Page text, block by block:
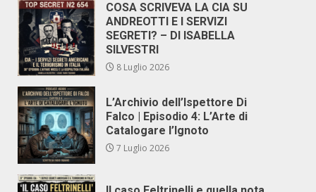
COSA SCRIVEVA LA CIA SU
ANDREOTTI E I SERVIZI
SEGRETI? – DI ISABELLA
SILVESTRI
8 Luglio 2026
L’Archivio dell’Ispettore Di
Falco | Episodio 4: L’Arte di
Catalogare l’Ignoto
7 Luglio 2026